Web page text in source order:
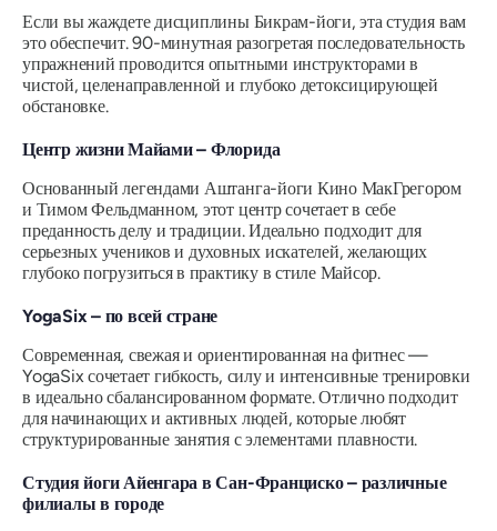
Если вы жаждете дисциплины Бикрам-йоги, эта студия вам
это обеспечит. 90-минутная разогретая последовательность
упражнений проводится опытными инструкторами в
чистой, целенаправленной и глубоко детоксицирующей
обстановке.
Центр жизни Майами – Флорида
Основанный легендами Аштанга-йоги Кино МакГрегором
и Тимом Фельдманном, этот центр сочетает в себе
преданность делу и традиции. Идеально подходит для
серьезных учеников и духовных искателей, желающих
глубоко погрузиться в практику в стиле Майсор.
YogaSix – по всей стране
Современная, свежая и ориентированная на фитнес —
YogaSix сочетает гибкость, силу и интенсивные тренировки
в идеально сбалансированном формате. Отлично подходит
для начинающих и активных людей, которые любят
структурированные занятия с элементами плавности.
Студия йоги Айенгара в Сан-Франциско – различные
филиалы в городе